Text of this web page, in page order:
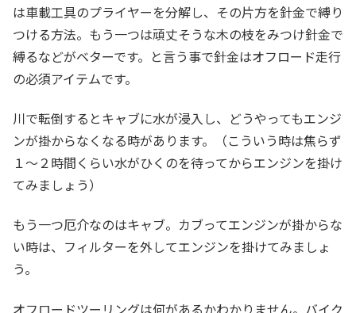
は車載工具のプライヤーを分解し、その片方を針金で縛り
つける方法。もう一つは頑丈そうな木の枝をみつけ針金で
縛るなどがベターです。と言う事で針金はオフロード走行
の必須アイテムです。
川で転倒するとキャブに水が浸入し、どうやってもエンジ
ンが掛からなくなる時があります。（こういう時は焦らず
１～２時間くらい水がひくのを待ってからエンジンを掛け
てみましょう）
もう一つ厄介なのはキャブ。カブってエンジンが掛からな
い時は、フィルターを外してエンジンを掛けてみましょ
う。
オフロードツーリングは何があるかわかりません。バイク